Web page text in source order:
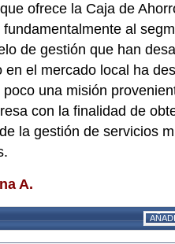
ofrece la Caja de
al
de gestión que han
el mercado local ha
una misión
con la finalidad de
la gestión de servicios
A.